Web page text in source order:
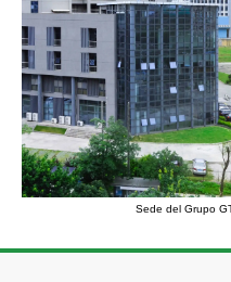
Sede del Grupo